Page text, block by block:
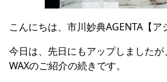
こんにちは、市川妙典AGENTA【ア
今日は、先日にもアップしましたが、
WAXのご紹介の続きです。